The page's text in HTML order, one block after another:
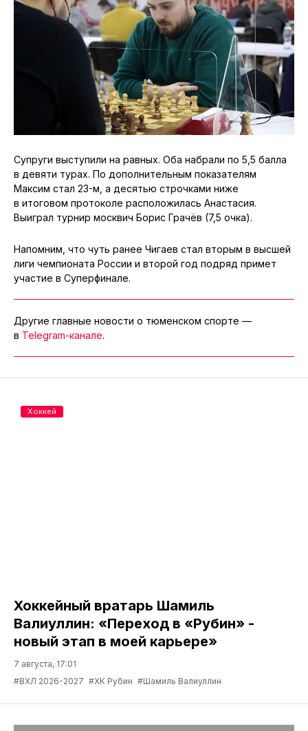
Супруги выступили на равных. Оба набрали по 5,5 балла
в девяти турах. По дополнительным показателям
Максим стал 23-м, а десятью строчками ниже
в итоговом протоколе расположилась Анастасия.
Выиграл турнир москвич Борис Грачёв (7,5 очка).
Напомним, что чуть ранее Чигаев стал вторым в высшей
лиги чемпионата России и второй год подряд примет
участие в Суперфинале.
Другие главные новости о тюменском спорте —
в Telegram-канале.
Хоккейный вратарь Шамиль
Валиуллин: «Переход в «Рубин» -
новый этап в моей карьере»
7 августа, 17:01
#ВХЛ 2026-2027 #ХК Рубин #Шамиль Валиуллин
Хоккей